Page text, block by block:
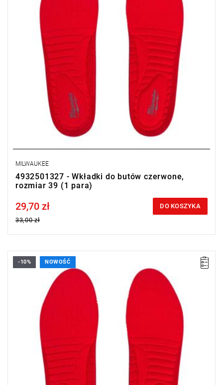
MILWAUKEE
4932501327 - Wkładki do butów czerwone,
rozmiar 39 (1 para)
Price tax included
29,70 zł
33,00 zł
DO KOSZYKA
-10% NOWOŚĆ